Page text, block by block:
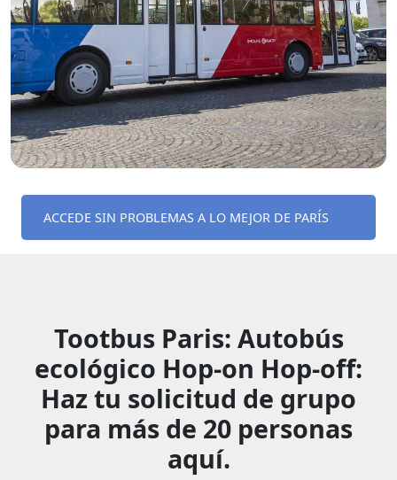
ACCEDE SIN PROBLEMAS A LO MEJOR DE PARÍS
Tootbus Paris: Autobús
ecológico Hop-on Hop-off:
Haz tu solicitud de grupo
para más de 20 personas
aquí.